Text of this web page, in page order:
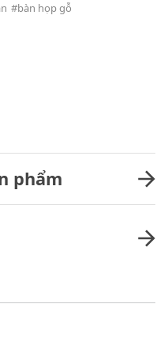
#bàn họp gỗ
phẩm